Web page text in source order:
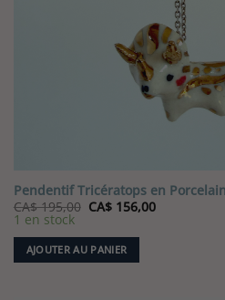
Pendentif Tricératops en
CA$195,00 Le
prix
était :
CA$ 195,00.
CA$156,00Le
1 en stock
AJOUTER AU PANIER